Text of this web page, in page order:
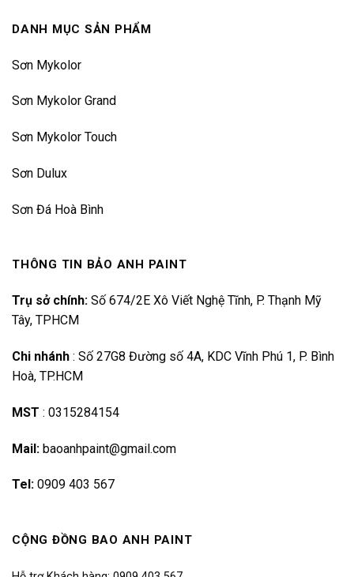
DANH MỤC SẢN PHẨM
Sơn Mykolor
Sơn Mykolor Grand
Sơn Mykolor Touch
Sơn Dulux
Sơn Đá Hoà Bình
THÔNG TIN BẢO ANH PAINT
Trụ sở chính: Số 674/2E Xô Viết Nghệ Tĩnh, P. Thạnh Mỹ
Tây, TPHCM
Chi nhánh : Số 27G8 Đường số 4A, KDC Vĩnh Phú 1, P. Bình
Hoà, TP.HCM
MST : 0315284154
Mail: baoanhpaint@gmail.com
Tel: 0909 403 567
CỘNG ĐỒNG BAO ANH PAINT